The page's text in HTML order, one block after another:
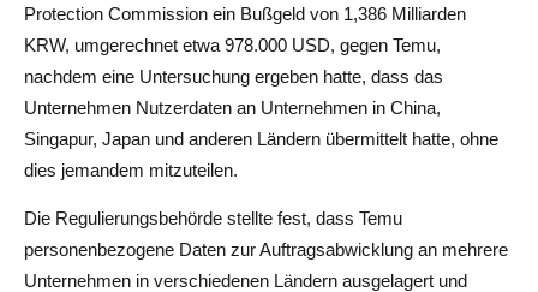
Protection Commission ein Bußgeld von 1,386 Milliarden
KRW, umgerechnet etwa 978.000 USD, gegen Temu,
nachdem eine Untersuchung ergeben hatte, dass das
Unternehmen Nutzerdaten an Unternehmen in China,
Singapur, Japan und anderen Ländern übermittelt hatte, ohne
dies jemandem mitzuteilen.
Die Regulierungsbehörde stellte fest, dass Temu
personenbezogene Daten zur Auftragsabwicklung an mehrere
Unternehmen in verschiedenen Ländern ausgelagert und